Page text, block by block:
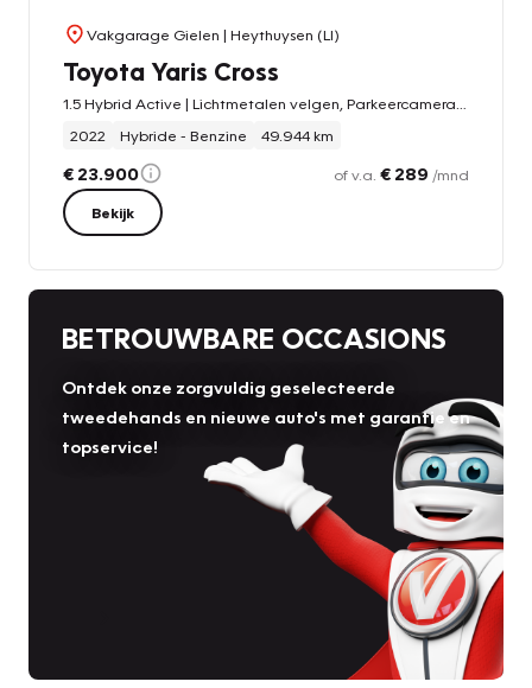
Vakgarage Gielen | Heythuysen (LI)
Toyota Yaris Cross
2022
Hybride - Benzine 49.944 km
€ 23.900 of v.a. € 289 /mnd
Bekijk
BETROUWBARE OCCASIONS
Ontdek onze zorgvuldig geselecteerde
tweedehands en nieuwe auto's met garantie en
topservice!